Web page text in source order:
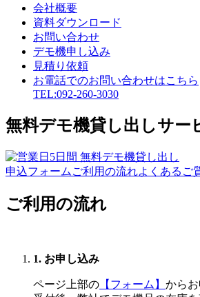
会社概要
資料ダウンロード
お問い合わせ
デモ機申し込み
見積り依頼
お電話でのお問い合わせはこちら
TEL:092-260-3030
無料デモ機貸し出しサー
申込フォーム ご利用の流れよくあるご
ご利用の流れ
1. お申し込み
ページ上部の 【フォーム】 からお